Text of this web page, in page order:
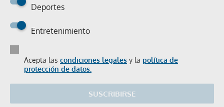
Deportes
Entretenimiento
Acepta las condiciones legales y la política de
protección de datos.
SUSCRIBIRSE